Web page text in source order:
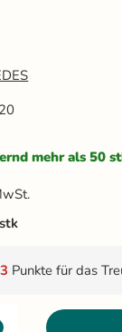
mehr als 50
stk
Punkte für das